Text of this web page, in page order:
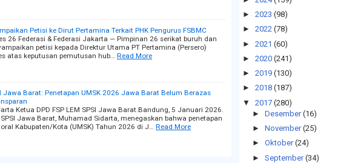
Petisi ke Dirut Pertamina Terkait PHK Pengurus FSBMC
26 Federasi & Federasi Jakarta — Pimpinan 26 serikat buruh dan
petisi kepada Direktur Utama PT Pertamina (Persero)
atas keputusan pemutusan hub…
Read More
Jawa Barat: Penetapan UMSK 2026 Jawa Barat Belum Berazas
Ketua DPD FSP LEM SPSI Jawa Barat.Bandung, 5 Januari 2026.
SPSI Jawa Barat, Muhamad Sidarta, menegaskan bahwa penetapan
Kabupaten/Kota (UMSK) Tahun 2026 di J…
Read More
► 2023 (98)
► 2022 (78)
► 2021 (60)
► 2020 (241)
► 2019 (130)
► 2018 (187)
▼
2017 (280)
► Desember (16)
► November (25)
► Oktober (24)
► September (34)